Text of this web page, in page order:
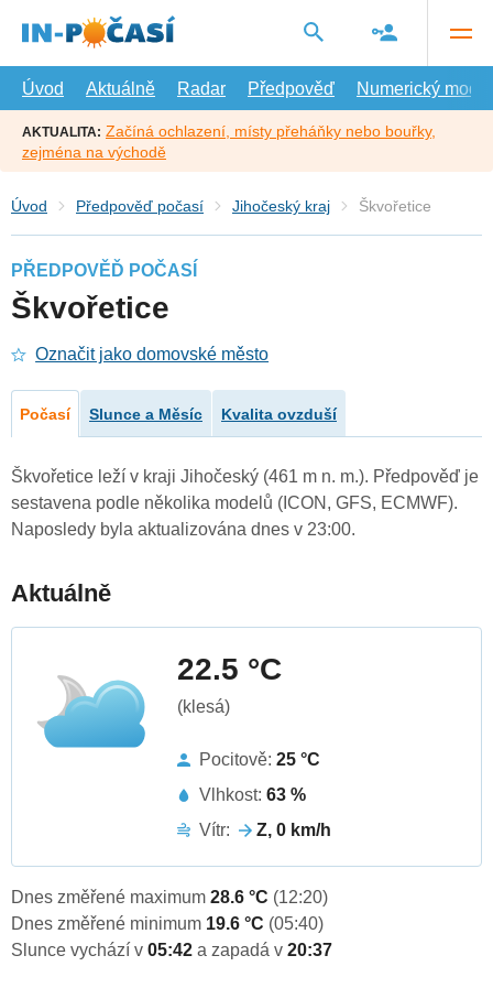
hlavní
Úvod
Aktuálně Radar Předpověď Numerický model
AKTUALITA: Začíná ochlazení, místy přeháňky nebo bouřky,
zejména na východě
Úvod Předpověď počasí Jihočeský kraj Škvořetice
PŘEDPOVĚĎ POČASÍ
Škvořetice
Označit jako domovské město
Počasí Slunce a Měsíc Kvalita ovzduší
Škvořetice leží v kraji Jihočeský (461 m n. m.). Předpověď je
sestavena podle několika modelů (ICON, GFS, ECMWF).
Naposledy byla aktualizována dnes v 23:00.
Aktuálně
22.5 °C
(klesá)
Pocitově: 25 °C
Vlhkost: 63 %
Vítr:
Z, 0 km/h
Dnes změřené maximum 28.6 °C (12:20)
Dnes změřené minimum 19.6 °C (05:40)
Slunce vychází v 05:42 a zapadá v 20:37